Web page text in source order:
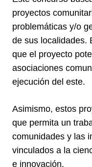
proyectos
problemáticas y/o
de sus localidades.
que el proyecto
asociaciones
ejecución del este.
Asimismo, estos
que permita un
comunidades y las
vinculados a la
e innovación.